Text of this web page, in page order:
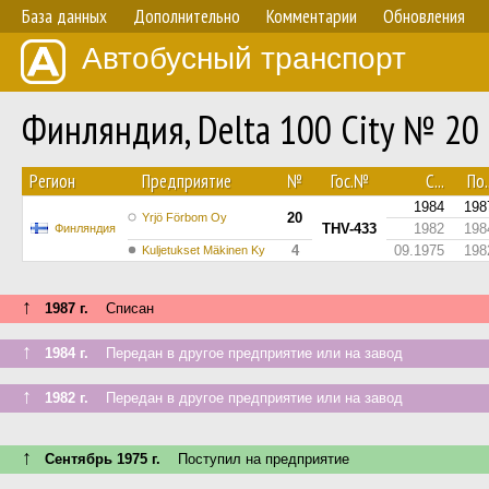
База данных Дополнительно Комментарии Обновления
Автобусный транспорт
Финляндия, Delta 100 City № 20
Регион Предприятие № Гос.№ С...
Финляндия
Yrjö Förbom Oy 20
THV-433
1984
1982
Kuljetukset Mäkinen Ky 4 09.1975
↑ 1987 г. Списан
↑ 1984 г. Передан в другое предприятие или на завод
↑ 1982 г. Передан в другое предприятие или на завод
↑ Сентябрь 1975 г. Поступил на предприятие